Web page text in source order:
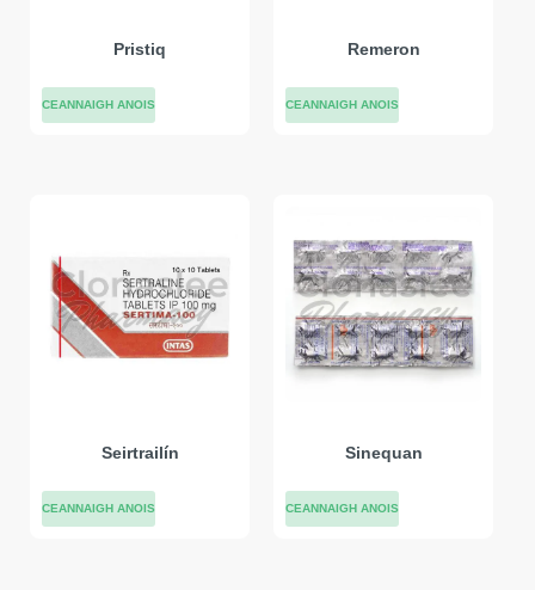
Pristiq
CEANNAIGH ANOIS
Remeron
CEANNAIGH ANOIS
Seirtrailín
CEANNAIGH ANOIS
Sinequan
CEANNAIGH ANOIS